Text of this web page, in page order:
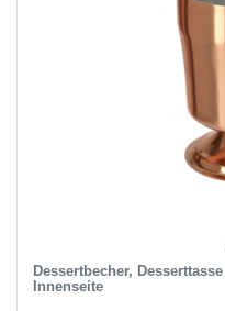
Dessertbecher,
Innenseite